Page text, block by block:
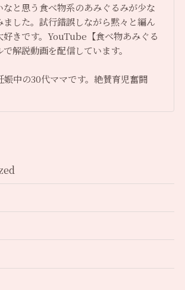
なと思う食べ物系のあみぐるみが少な
ました。試行錯誤しながら黙々と編ん
好きです。YouTube【食べ物あみぐる
解説動画を配信しています。
娠中の30代ママです。絶賛育児奮闘